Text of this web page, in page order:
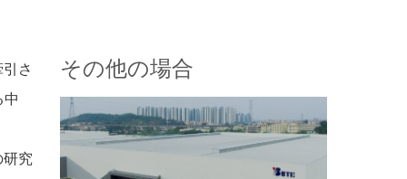
さ
中
究
その他の場合